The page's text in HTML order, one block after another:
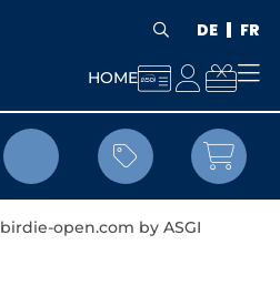
 DE FR
HOME  
 
birdie-open.com by ASGI